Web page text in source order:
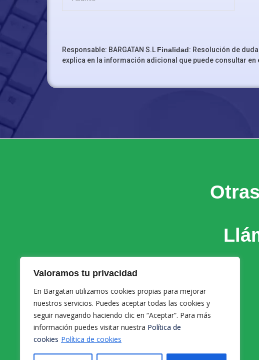
Valoramos tu privacidad
En Bargatan utilizamos cookies propias para mejorar
nuestros servicios. Puedes aceptar todas las cookies y
seguir navegando haciendo clic en “Aceptar”. Para más
información puedes visitar nuestra Política de
cookies Política de cookies
Responsable: BARGATAN S.L Finalidad: Resolución de
explica en la información adicional que puede consultar en
INFORMACIÓN GENERAL
info@bargatan.com